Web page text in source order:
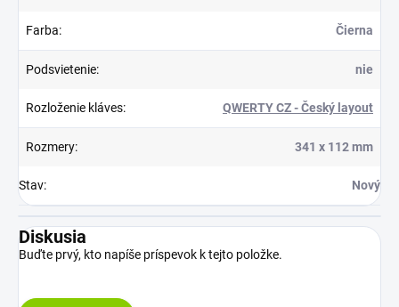
Farba: Čierna
Podsvietenie: nie
Rozloženie kláves: QWERTY CZ - Český layout
Rozmery: 341 x 112 mm
Stav: Nový
Diskusia
Buďte prvý, kto napíše príspevok k tejto položke.